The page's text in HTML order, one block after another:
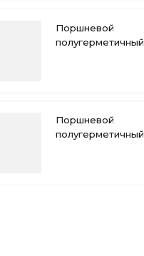
Поршневой
полугерметичный
Поршневой
полугерметичный